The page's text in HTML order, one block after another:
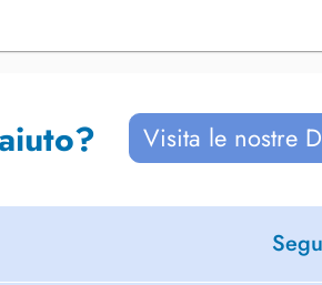
Visita le nostre